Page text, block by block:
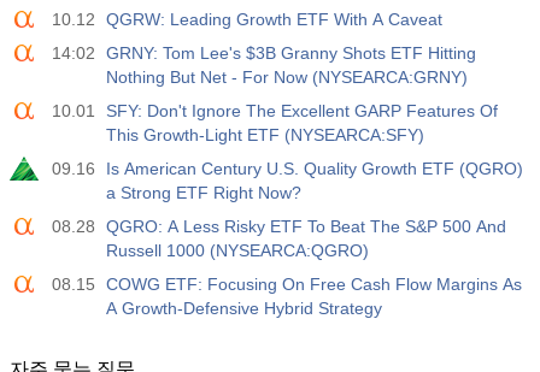
10.12
QGRW: Leading Growth ETF With A Caveat
14:02
GRNY: Tom Lee's $3B Granny Shots ETF Hitting
Nothing But Net - For Now (NYSEARCA:GRNY)
10.01
SFY: Don't Ignore The Excellent GARP Features Of
This Growth-Light ETF (NYSEARCA:SFY)
09.16
Is American Century U.S. Quality Growth ETF (QGRO)
a Strong ETF Right Now?
08.28
QGRO: A Less Risky ETF To Beat The S&P 500 And
Russell 1000 (NYSEARCA:QGRO)
08.15
COWG ETF: Focusing On Free Cash Flow Margins As
A Growth-Defensive Hybrid Strategy